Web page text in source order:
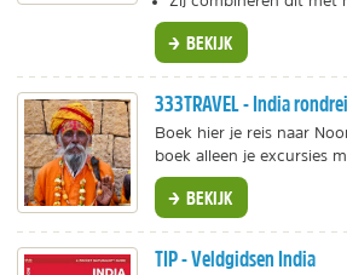
BEKIJK
333TRAVEL - India
Boek hier je reis naar
boek alleen je excursies
BEKIJK
TIP - Veldgidsen India